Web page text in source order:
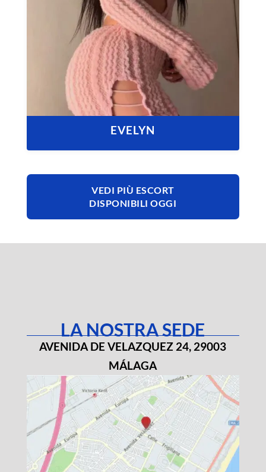
EVELYN
VEDI PIÙ ESCORT
DISPONIBILI OGGI
LA NOSTRA SEDE
AVENIDA DE VELAZQUEZ 24, 29003
MÁLAGA